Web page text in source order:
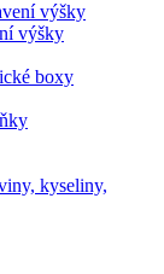
výšky
výšky
boxy
kyseliny,